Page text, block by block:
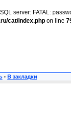
server: FATAL:
cat/index.php on line
• В закладки